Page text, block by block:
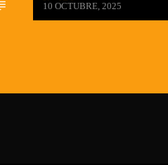
10 OCTUBRE, 2025